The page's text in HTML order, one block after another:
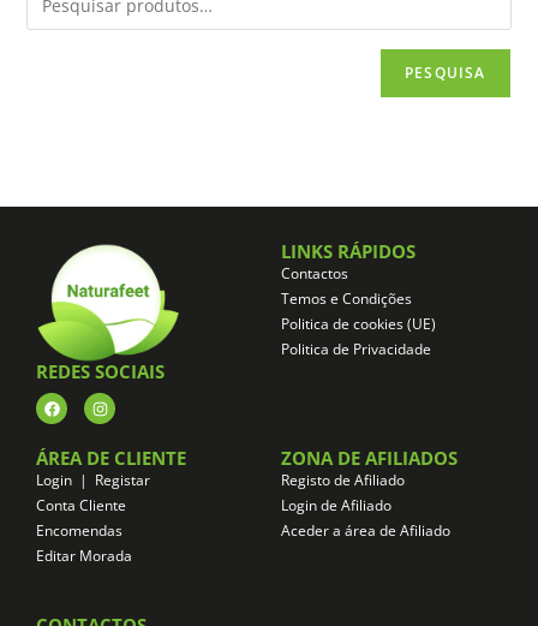
PESQUISA
REDES SOCIAIS
LINKS RÁPIDOS
Contactos
Temos e Condições
Politica de cookies (UE)
Politica de Privacidade
ÁREA DE CLIENTE
Login | Registar
Conta Cliente
Encomendas
Editar Morada
ZONA DE AFILIADOS
Registo de Afiliado
Login de Afiliado
Aceder a área de Afiliado